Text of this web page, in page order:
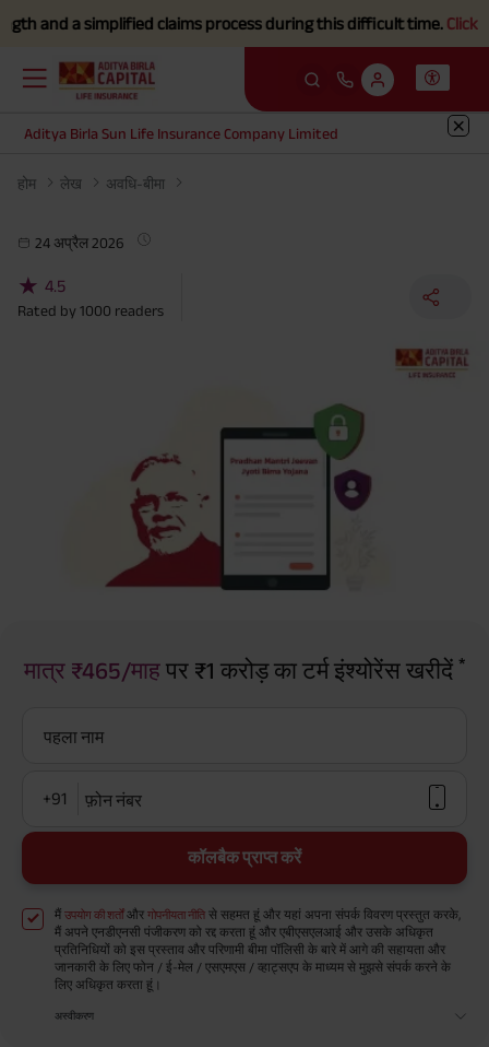
a simplified claims process during this difficult time.Click
Aditya Birla Sun Life Insurance Company Limited
होम लेख अवधि-बीमा
24 अप्रैल 2026
★ 4.5
Rated by 1000 readers
मात्र ₹465/माहपर ₹1 करोड़ का टर्म इंश्योरेंस खरीदें *
पहला नाम
+91 फ़ोन नंबर
कॉलबैक प्राप्त करें
मैं उपयोग की शर्तोंऔर गोपनीयता नीति से सहमत हूं और यहां अपना संपर्क विवरण प्रस्तुत करके,
मैं अपने एनडीएनसी पंजीकरण को रद्द करता हूं और एबीएसएलआई और उसके अधिकृत
प्रतिनिधियों को इस प्रस्ताव और परिणामी बीमा पॉलिसी के बारे में आगे की सहायता और
जानकारी के लिए फोन / ई-मेल / एसएमएस / व्हाट्सएप के माध्यम से मुझसे संपर्क करने के
लिए अधिकृत करता हूं।
अस्वीकरण